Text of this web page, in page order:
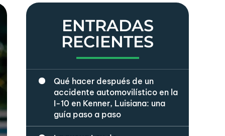
ENTRADAS
RECIENTES
Qué hacer después de un
accidente automovilístico en la
I-10 en Kenner, Luisiana: una
guía paso a paso